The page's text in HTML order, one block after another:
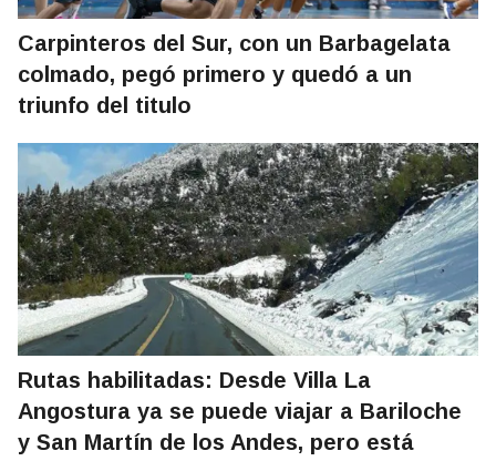
Carpinteros del Sur, con un Barbagelata
colmado, pegó primero y quedó a un
triunfo del titulo
Rutas habilitadas: Desde Villa La
Angostura ya se puede viajar a Bariloche
y San Martín de los Andes, pero está